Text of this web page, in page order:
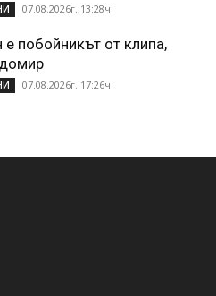
07.08.2026г. 13:28ч.
побойникът от клипа,
07.08.2026г. 17:26ч.